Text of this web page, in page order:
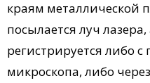
краям металлической
посылается луч
регистрируется либо
микроскопа, либо